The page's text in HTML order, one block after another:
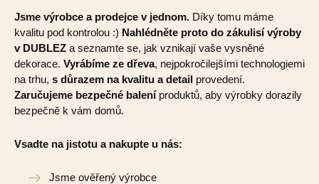
Jsme výrobce a prodejce v jednom. Díky tomu máme
kvalitu pod kontrolou :) Nahlédněte proto do zákulisí výroby
v DUBLEZ a seznamte se, jak vznikají vaše vysněné
dekorace. Vyrábíme ze dřeva, nejpokročilejšími technologiemi
na trhu, s důrazem na kvalitu a detail provedení.
Zaručujeme bezpečné baleníproduktů, aby výrobky dorazily
bezpečně k vám domů.
Vsadte na jistotu a nakupte u nás:
Jsme ověřený výrobce